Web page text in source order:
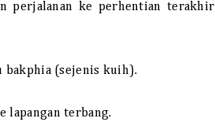
perjalanan ke perhentian terakhir
bakphia (sejenis kuih).
lapangan terbang.